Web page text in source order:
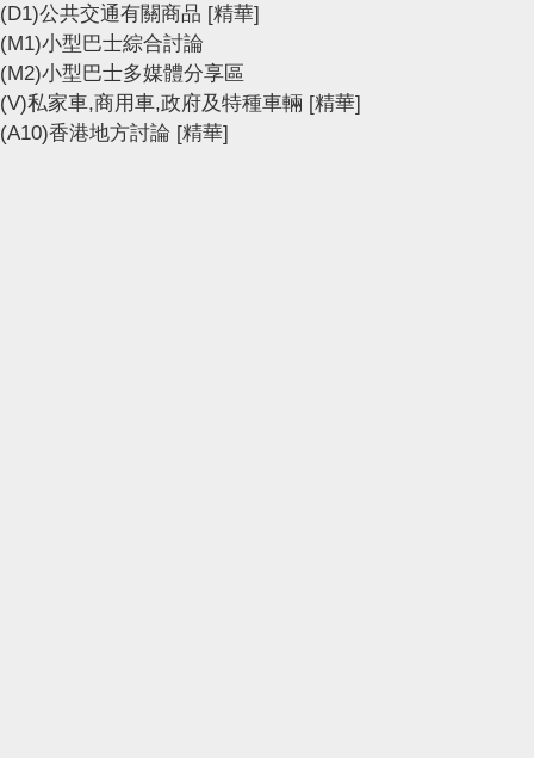
(D1)公共交通有關商品 [精華]
(M1)小型巴士綜合討論
(M2)小型巴士多媒體分享區
(V)私家車,商用車,政府及特種車輛 [精華]
(A10)香港地方討論 [精華]